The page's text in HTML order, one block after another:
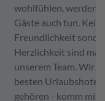
wohlfühlen, werden
Gäste auch tun.
Freundlichkeit
Herzlichkeit sind
unserem Team. Wir
besten
gehören - komm mit